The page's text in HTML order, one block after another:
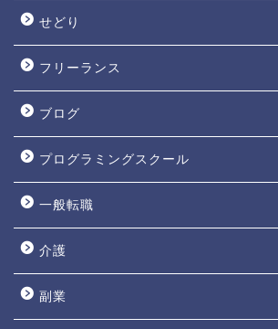
せどり
フリーランス
ブログ
プログラミングスクール
一般転職
介護
副業